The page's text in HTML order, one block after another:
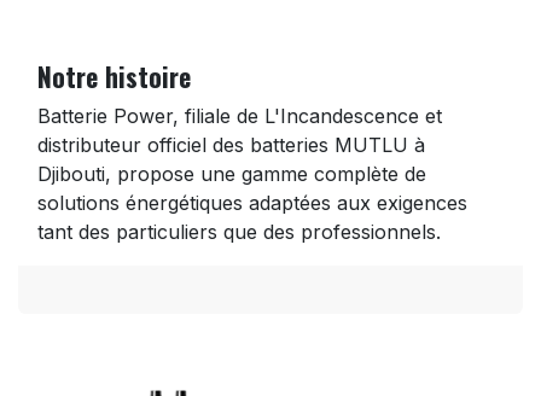
Notre histoire
Batterie Power, filiale de L'Incandescence et
distributeur officiel des batteries MUTLU à
Djibouti, propose une gamme complète de
solutions énergétiques adaptées aux exigences
tant des particuliers que des professionnels.